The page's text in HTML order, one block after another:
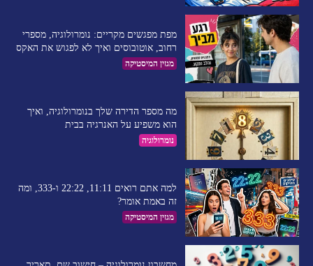
מפת מפגשים מקריים: נומרולוגיה, מספרי
רחוב, אוטובוסים ואיך לא לפגוש את האקס
מגזין המיסטיקה
מה מספר הדירה שלך בנומרולוגיה, ואיך
הוא משפיע על האנרגיה בבית
נומרולוגיה
למה אתם רואים 11:11, 22:22 ו-333, ומה
זה באמת אומר?
מגזין המיסטיקה